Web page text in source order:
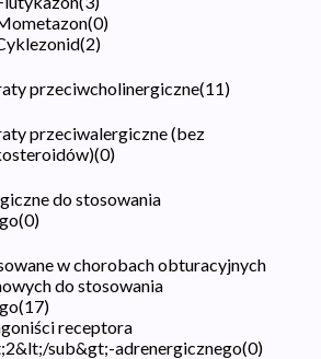
(0)
(2)
przeciwcholinergiczne(11)
przeciwalergiczne (bez
(0)
do stosowania
(0)
w chorobach obturacyjnych
do stosowania
(17)
receptora
sub&gt;-adrenergicznego(0)